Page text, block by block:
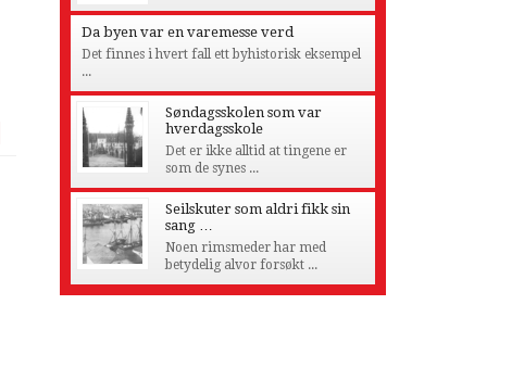
Da byen var en varemesse verd
Det finnes i hvert fall ett byhistorisk eksempel
...
Søndagsskolen som var
hverdagsskole
Det er ikke alltid at tingene er
som de synes ...
Seilskuter som aldri fikk sin
sang …
Noen rimsmeder har med
betydelig alvor forsøkt ...